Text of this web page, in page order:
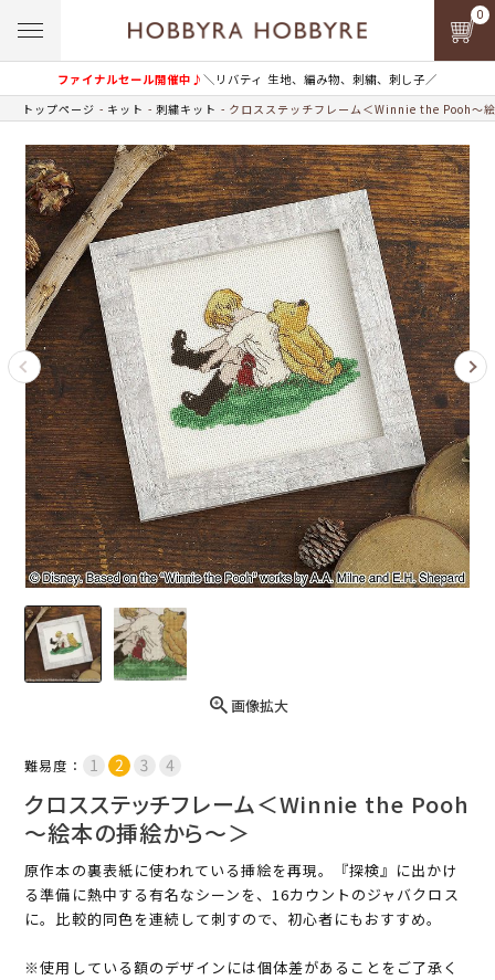
ファイナルセール開催中♪＼リバティ 生地、編み物、刺繍、刺し子／
0
トップページ キット 刺繍キット クロスステッチフレーム＜Winnie the Pooh～
画像拡大
難易度：
クロスステッチフレーム＜Winnie the Pooh
～絵本の挿絵から～＞
原作本の裏表紙に使われている挿絵を再現。『探検』に出かけ
る準備に熱中する有名なシーンを、16カウントのジャバクロス
に。比較的同色を連続して刺すので、初心者にもおすすめ。
※使用している額のデザインには個体差があることをご了承く